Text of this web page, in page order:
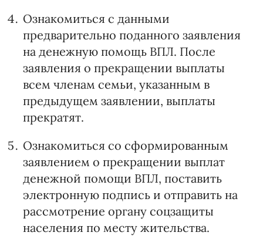
Ознакомиться с данными
предварительно поданного заявления
на денежную помощь ВПЛ. После
заявления о прекращении выплаты
всем членам семьи, указанным в
предыдущем заявлении, выплаты
прекратят.
Ознакомиться со сформированным
заявлением о прекращении выплат
денежной помощи ВПЛ, поставить
электронную подпись и отправить на
рассмотрение органу соцзащиты
населения по месту жительства.